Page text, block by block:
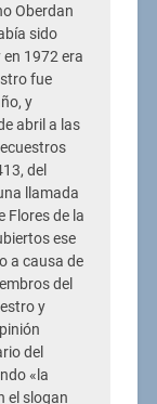
Oberdan
sido
1972 era
fue
y
abril a las
del
llamada
Flores de la
ese
a causa de
del
y
del
«la
el slogan